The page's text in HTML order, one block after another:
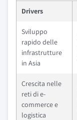
Drivers
Sviluppo
rapido delle
infrastrutture
in Asia
Crescita nelle
reti di e-
commerce e
logistica